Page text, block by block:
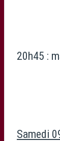
20h45 :
Samedi